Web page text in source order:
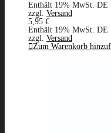
Enthält 19% MwSt. DE
zzgl. Versand
5,95 €
Enthält 19% MwSt. DE
zzgl. Versand
Zum Warenkorb